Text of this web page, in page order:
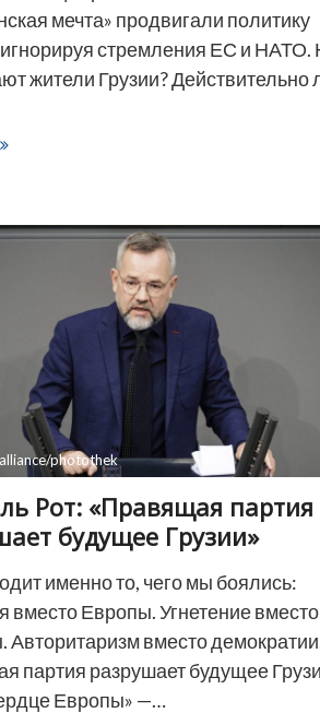
мечта» продвигали политику
стремления ЕС и НАТО.
жители Грузии? Действительно
Грузии?»
photothek
Рот: «Правящая партия
будущее Грузии»
именно то, чего мы боялись:
вместо Европы. Угнетение вместо
Авторитаризм вместо
партия разрушает будущее
Европы» —…